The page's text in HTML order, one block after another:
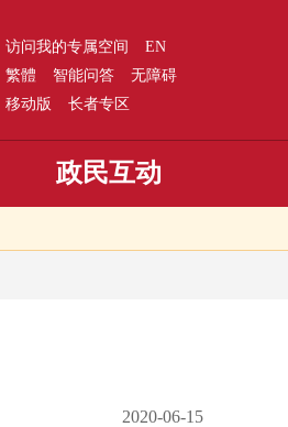
访问我的专属空间
EN
繁體
智能问答
无障碍
移动版
长者专区
政民互动
2020-06-15